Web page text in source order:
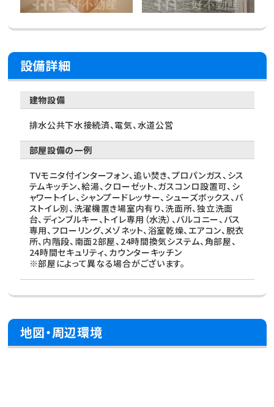
設備詳細
建物設備
排水公共下水接続済、電気、水道公営
部屋設備の一例
TVモニタ付インターフォン、追い焚き、プロパンガス、シス
テムキッチン、給湯、クローゼット、ガスコンロ設置可、シ
ャワートイレ、シャンプードレッサー、シューズボックス、バ
ストイレ別、洗濯機置き場室内有り、洗面所、独立洗面
台、ディンブルキー、トイレ専用（水洗）、バルコニー、バス
専用、フローリング、メゾネット、浴室乾燥、エアコン、脱衣
所、内階段、南面2部屋、24時間換気システム、角部屋、
24時間セキュリティ、カウンターキッチン
※部屋によって異なる場合がございます。
地図・周辺環境